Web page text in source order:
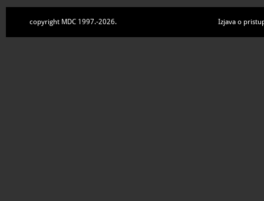
copyright MDC 1997.-2026. Izjava o